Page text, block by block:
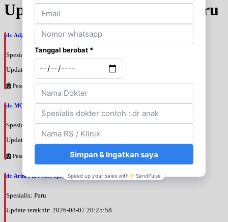
Update Jadwal Dokter terbaru
dr. Adji Suprajitno, SpPD
Spesialis: Penyakit Dalam
Update terakhir: 2026-08-07 20:37:59
Pusat Pertamina
dr. MOCHAMAD PASHA, SpPD
Spesialis: Penyakit Dalam
Update terakhir: 2026-08-07 20:35:45
Pusat Pertamina
dr. Arini Purwono, SpP
Spesialis: Paru
Update terakhir: 2026-08-07 20:25:58